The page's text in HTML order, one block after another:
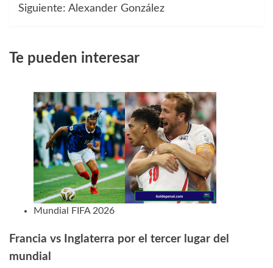
entradas
Siguiente: Alexander González
Te pueden interesar
Mundial FIFA 2026
Francia vs Inglaterra por el tercer lugar del
mundial